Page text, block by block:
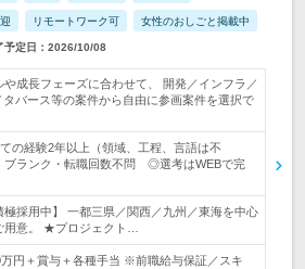
リモートワーク可 女性のおしごと掲載中
予定日：2026/10/08
や成長フェーズに合わせて、 開発／インフラ／
タバース等の案件から自由に参画案件を選択で
の経験2年以上（領域、工程、言語は不
ランク・転職回数不問 ◎選考はWEBで完
極採用中】 一都三県／関西／九州／東海を中心
用意。 ★プロジェクト…
万円＋賞与＋各種手当 ※前職給与保証／スキ